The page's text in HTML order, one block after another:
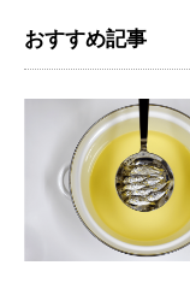
おすすめ記事